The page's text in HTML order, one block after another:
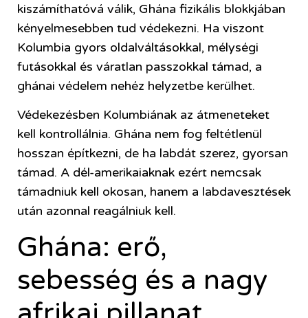
kiszámíthatóvá válik, Ghána fizikális blokkjában
kényelmesebben tud védekezni. Ha viszont
Kolumbia gyors oldalváltásokkal, mélységi
futásokkal és váratlan passzokkal támad, a
ghánai védelem nehéz helyzetbe kerülhet.
Védekezésben Kolumbiának az átmeneteket
kell kontrollálnia. Ghána nem fog feltétlenül
hosszan építkezni, de ha labdát szerez, gyorsan
támad. A dél-amerikaiaknak ezért nemcsak
támadniuk kell okosan, hanem a labdavesztések
után azonnal reagálniuk kell.
Ghána: erő,
sebesség és a nagy